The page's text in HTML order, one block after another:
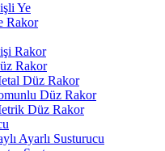
Ye
Rakor
Rakor
Rakor
Düz Rakor
Düz Rakor
Düz Rakor
Ayarlı Susturucu